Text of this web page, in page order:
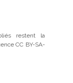
restent la
CC BY-SA-